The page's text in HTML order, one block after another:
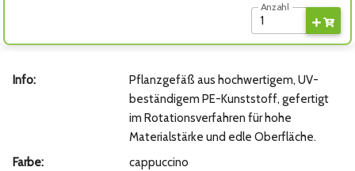
Anzahl
Info:
Pflanzgefäß aus hochwertigem, UV-
beständigem PE-Kunststoff, gefertigt
im Rotationsverfahren für hohe
Materialstärke und edle Oberfläche.
Farbe:
cappuccino